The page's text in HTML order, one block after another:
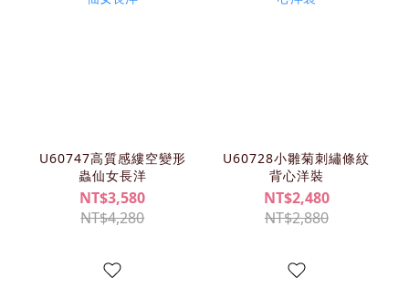
U60747高質感縷空變形
蟲仙女長洋
NT$3,580
NT$4,280
U60728小雛菊刺繡條紋
背心洋裝
NT$2,480
NT$2,880